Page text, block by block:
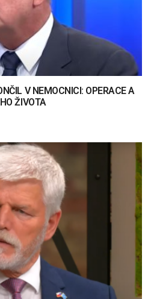
V NEMOCNICI: OPERACE A
ŽIVOTA